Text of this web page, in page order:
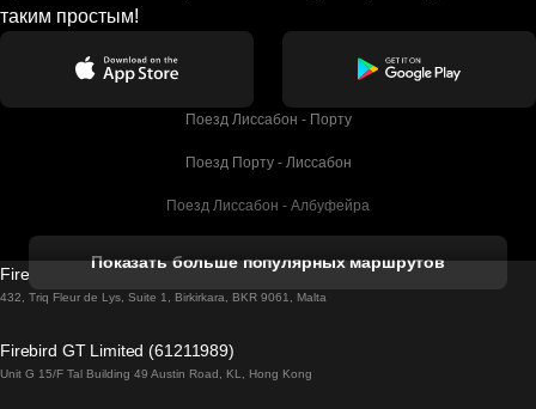
таким простым!
Поезд Лиссабон - Порту
Поезд Порту - Лиссабон
Поезд Лиссабон - Албуфейра
Поезд Лиссабон - Лагос
Поезд Лиссабон - Мадрид
Показать больше популярных маршрутов
Firebird GT Limited (OC 1451)
432, Triq Fleur de Lys, Suite 1, Birkirkara, BKR 9061, Malta
Firebird GT Limited (61211989)
Unit G 15/F Tal Building 49 Austin Road, KL, Hong Kong